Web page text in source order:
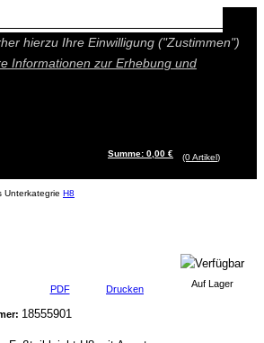
Angebot bieten (Marketing- und
hierzu Ihre Einwilligung ("Zustimmen")
Informationen zur Erhebung und
Summe: 0,00 € (0Artikel)
H8
PDF Drucken Auf Lager
18555901